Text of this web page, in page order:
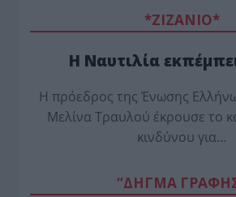
*ZΙΖΑΝΙΟ*
Η Ναυτιλία
Η πρόεδρος της Ένωσης
Μελίνα Τραυλού έ­κρουσε το
κινδύνου για…
“ΔΗΓΜΑ